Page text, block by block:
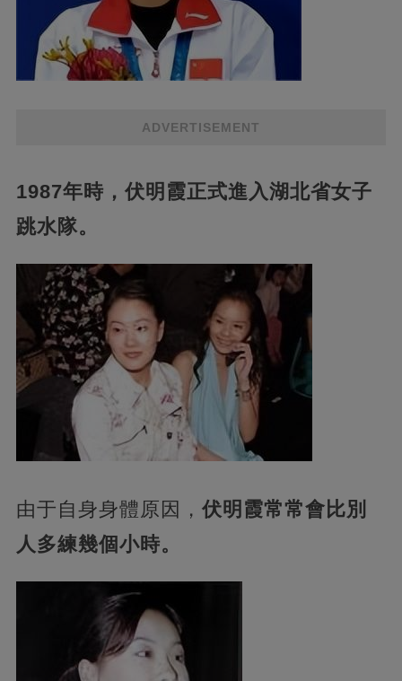
ADVERTISEMENT
1987年時，伏明霞正式進入湖北省女子
跳水隊。
由于自身身體原因， 伏明霞常常會比別
人多練幾個小時。